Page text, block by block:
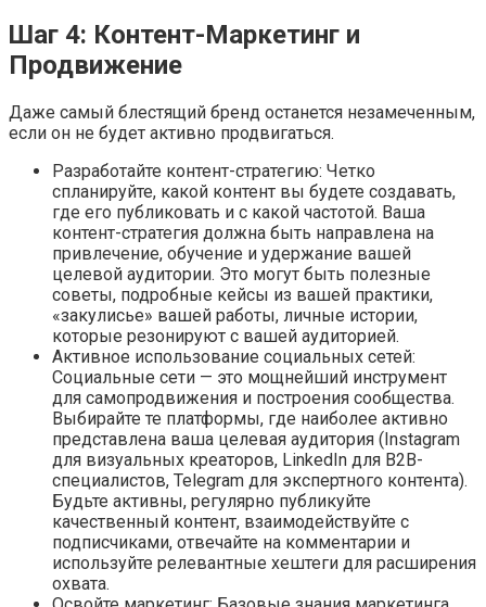
Шаг 4: Контент-Маркетинг и
Продвижение
Даже самый блестящий бренд останется незамеченным,
если он не будет активно продвигаться.
Разработайте контент-стратегию: Четко
спланируйте, какой контент вы будете создавать,
где его публиковать и с какой частотой. Ваша
контент-стратегия должна быть направлена на
привлечение, обучение и удержание вашей
целевой аудитории. Это могут быть полезные
советы, подробные кейсы из вашей практики,
«закулисье» вашей работы, личные истории,
которые резонируют с вашей аудиторией.
Активное использование социальных сетей:
Социальные сети — это мощнейший инструмент
для самопродвижения и построения сообщества.
Выбирайте те платформы, где наиболее активно
представлена ваша целевая аудитория (Instagram
для визуальных креаторов, LinkedIn для B2B-
специалистов, Telegram для экспертного контента).
Будьте активны, регулярно публикуйте
качественный контент, взаимодействуйте с
подписчиками, отвечайте на комментарии и
используйте релевантные хештеги для расширения
охвата.